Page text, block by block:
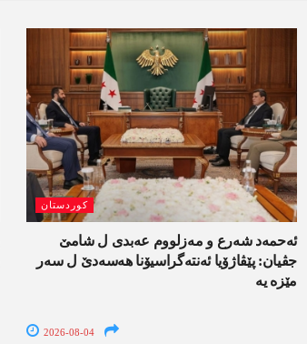
کوردستان
ئەحمەد شەرع و مەزلووم عەبدی ل شامێ
جڤیان: پێڤاژۆیا ئەنتەگراسیۆنا ھەسەدێ ل سەر
مێزە یە
2026-08-04